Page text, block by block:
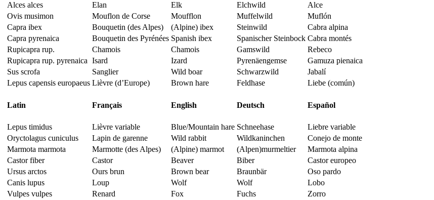
Alces alces
Elan Elk Elchwild
Alce
Ovis musimon
Mouflon de Corse Moufflon Muffelwild
Muflón
Capra ibex
Bouquetin (des Alpes) (Alpine) ibex Steinwild
Cabra alpina
Capra pyrenaica
Bouquetin des Pyrénées Spanish ibex Spanischer Steinbock Cabra montés
Rupicapra rup.
Chamois Chamois Gamswild
Rebeco
Rupicapra rup. pyrenaica Isard Izard Pyrenäengemse
Gamuza pienaica
Sus scrofa
Sanglier Wild boar Schwarzwild
Jabalí
Lepus capensis europaeus Lièvre (d’Europe) Brown hare Feldhase Liebe (común)
Latin Français English Deutsch Español
Lepus timidus Lièvre variable Blue/Mountain hare Schneehase
Liebre variable
Oryctolagus cuniculus
Lapin de garenne Wild rabbit Wildkaninchen
Conejo de monte
Marmota marmota
Marmotte (des Alpes) (Alpine) marmot (Alpen)murmeltier
Marmota alpina
Castor fiber
Castor Beaver Biber
Castor europeo
Ursus arctos
Ours brun Brown bear Braunbär
Oso pardo
Canis lupus
Loup Wolf Wolf
Lobo
Vulpes vulpes
Renard Fox Fuchs
Zorro